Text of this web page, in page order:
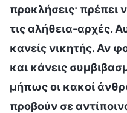
προκλήσεις· πρέπει
τις αλήθεια-αρχές.
κανείς νικητής. Αν
και κάνεις
μήπως οι κακοί
προβούν σε